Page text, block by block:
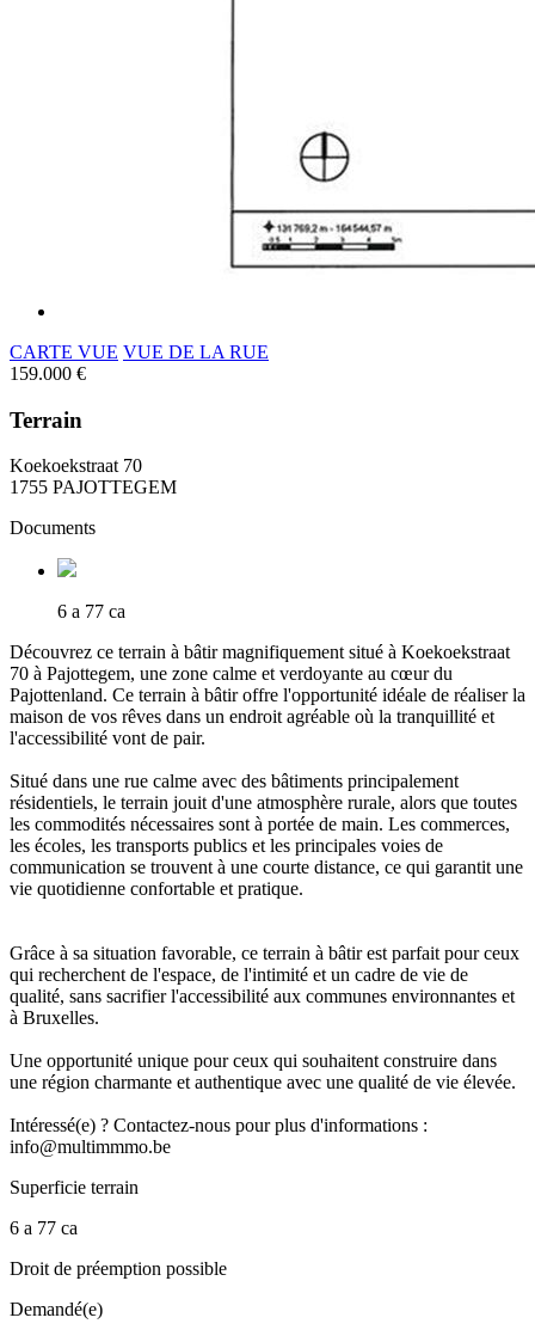
CARTE VUE VUE DE LA RUE
159.000 €
Terrain
Koekoekstraat 70
1755 PAJOTTEGEM
Documents
6 a 77 ca
Découvrez ce terrain à bâtir magnifiquement situé à Koekoekstraat
70 à Pajottegem, une zone calme et verdoyante au cœur du
Pajottenland. Ce terrain à bâtir offre l'opportunité idéale de réaliser la
maison de vos rêves dans un endroit agréable où la tranquillité et
l'accessibilité vont de pair.
Situé dans une rue calme avec des bâtiments principalement
résidentiels, le terrain jouit d'une atmosphère rurale, alors que toutes
les commodités nécessaires sont à portée de main. Les commerces,
les écoles, les transports publics et les principales voies de
communication se trouvent à une courte distance, ce qui garantit une
vie quotidienne confortable et pratique.
Grâce à sa situation favorable, ce terrain à bâtir est parfait pour ceux
qui recherchent de l'espace, de l'intimité et un cadre de vie de
qualité, sans sacrifier l'accessibilité aux communes environnantes et
à Bruxelles.
Une opportunité unique pour ceux qui souhaitent construire dans
une région charmante et authentique avec une qualité de vie élevée.
Intéressé(e) ? Contactez-nous pour plus d'informations :
info@multimmmo.be
Superficie terrain
6 a 77 ca
Droit de préemption possible
Demandé(e)